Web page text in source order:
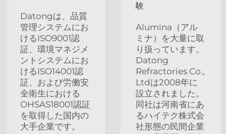
Datongは、品質
管理システムにお
けるISO9001認
証、環境マネジメ
ントシステムにお
けるISO14001認
証、および労働安
全衛生における
OHSAS18001認証
を取得した国内の
大手企業です。
験
Alumina（アル
ミナ）を大量に取
り扱っています。
Datong
Refractories Co.,
Ltdは2008年に
設立されました。
同社は河南省にあ
るハイテク株式会
社形態の民間企業